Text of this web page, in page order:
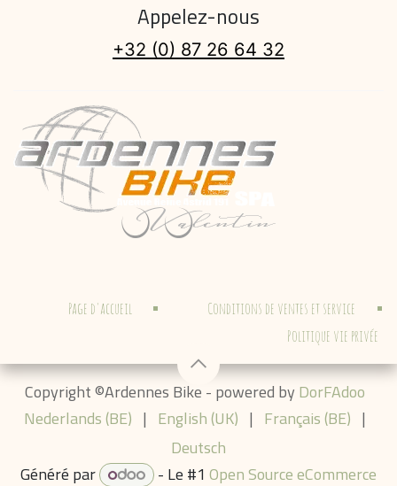
Appelez-nous
+32 (0) 87 26 64 32
Page d'accueil • Conditions de ventes et service •
Politique vie privée
Copyright ©Ardennes Bike - powered by DorFAdoo
Nederlands (BE) | English (UK) | Français (BE) |
Deutsch
Généré par
- Le #1 Open Source eCommerce